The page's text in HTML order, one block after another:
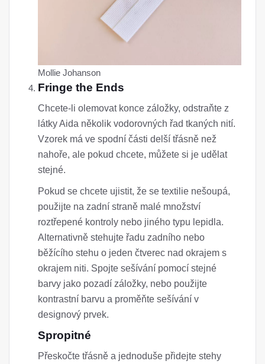
Mollie Johanson
Fringe the Ends
Chcete-li olemovat konce záložky, odstraňte z
látky Aida několik vodorovných řad tkaných nití.
Vzorek má ve spodní části delší třásně než
nahoře, ale pokud chcete, můžete si je udělat
stejné.
Pokud se chcete ujistit, že se textilie nešoupá,
použijte na zadní straně malé množství
roztřepené kontroly nebo jiného typu lepidla.
Alternativně stehujte řadu zadního nebo
běžícího stehu o jeden čtverec nad okrajem s
okrajem niti. Spojte sešívání pomocí stejné
barvy jako pozadí záložky, nebo použijte
kontrastní barvu a proměňte sešívání v
designový prvek.
Spropitné
Přeskočte třásně a jednoduše přidejte stehy